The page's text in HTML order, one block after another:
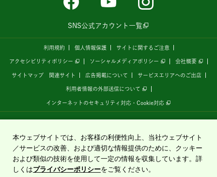
SNS公式アカウント一覧
利用規約 個人情報保護 サイトに関するご注意
アクセシビリティポリシー ソーシャルメディアポリシー 会社概要
サイトマップ 関連サイト 広告掲載について サービスエリアへのご出店
利用者情報の外部送信について
インターネットのセキュリティ対応・Cookie対応
運営しています。
Copyright©2020 East Nippon Expressway Company Limited
All Rights Reserved.
本ウェブサイトでは、お客様の利便性向上、当社ウェブサイト
／サービスの改善、および適切な情報提供のために、クッキー
および類似の技術を使用して一定の情報を収集しています。詳
しくはプライバシーポリシーをご覧ください。